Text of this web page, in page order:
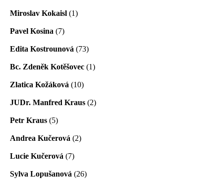
Miroslav Kokaisl (1)
Pavel Kosina (7)
Edita Kostrounová (73)
Bc. Zdeněk Kotěšovec (1)
Zlatica Kožáková (10)
JUDr. Manfred Kraus (2)
Petr Kraus (5)
Andrea Kučerová (2)
Lucie Kučerová (7)
Sylva Lopušanová (26)